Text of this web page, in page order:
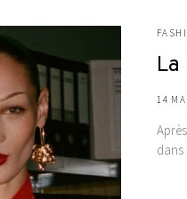
La
14
dans